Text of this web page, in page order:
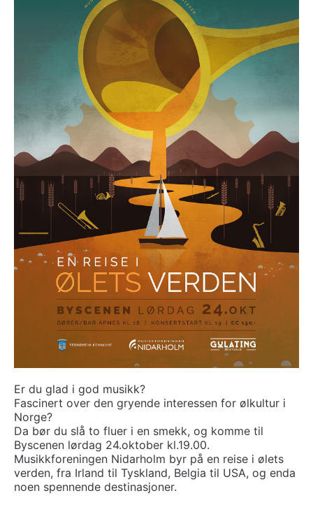
Er du glad i god musikk?
Fascinert over den gryende interessen for ølkultur i
Norge?
Da bør du slå to fluer i en smekk, og komme til
Byscenen lørdag 24.oktober kl.19.00.
Musikkforeningen Nidarholm byr på en reise i ølets
verden, fra Irland til Tyskland, Belgia til USA, og enda
noen spennende destinasjoner.